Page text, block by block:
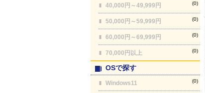
40,000円～49,999円 (0)
50,000円～59,999円 (0)
60,000円～69,999円 (0)
70,000円以上 (0)
OSで探す
Windows11 (0)